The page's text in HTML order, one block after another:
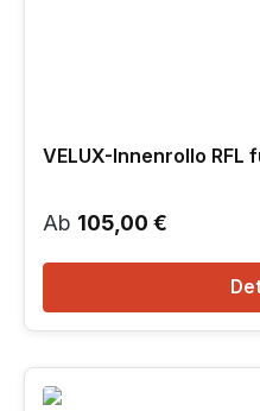
VELUX-Innenrollo RFL
Regulärer Preis:
Ab 105,00 €